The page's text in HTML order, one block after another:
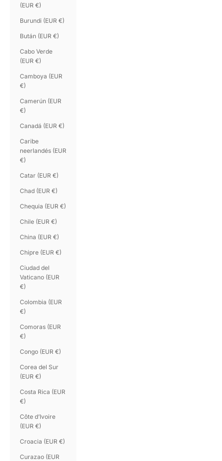
(EUR €)
Burundi (EUR €)
Bután (EUR €)
Cabo Verde
(EUR €)
Camboya (EUR
€)
Camerún (EUR
€)
Canadá (EUR €)
Caribe
neerlandés (EUR
€)
Catar (EUR €)
Chad (EUR €)
Chequia (EUR €)
Chile (EUR €)
China (EUR €)
Chipre (EUR €)
Ciudad del
Vaticano (EUR
€)
Colombia (EUR
€)
Comoras (EUR
€)
Congo (EUR €)
Corea del Sur
(EUR €)
Costa Rica (EUR
€)
Côte d’Ivoire
(EUR €)
Croacia (EUR €)
Curazao (EUR